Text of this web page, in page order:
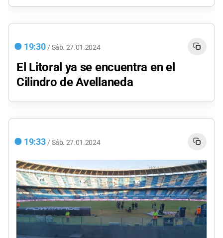
19:30 / Sáb. 27.01.2024
El Litoral ya se encuentra en el
Cilindro de Avellaneda
19:33 / Sáb. 27.01.2024